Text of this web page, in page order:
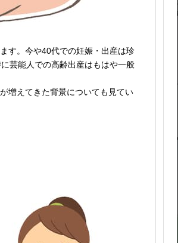
す。今や40代での妊娠・出産は珍
芸能人での高齢出産はもはや一般
増えてきた背景についても見てい